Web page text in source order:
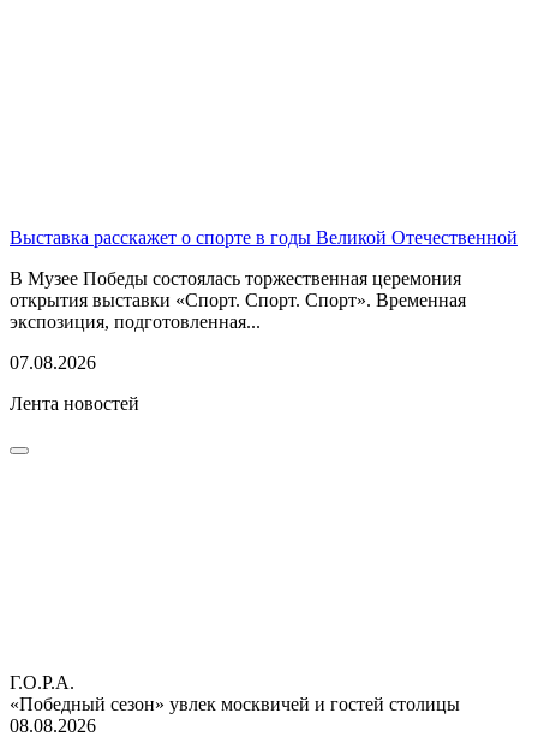
Выставка расскажет о спорте в годы Великой Отечественной
В Музее Победы состоялась торжественная церемония
открытия выставки «Спорт. Спорт. Спорт». Временная
экспозиция, подготовленная...
07.08.2026
Лента новостей
Г.О.Р.А.
«Победный сезон» увлек москвичей и гостей столицы
08.08.2026